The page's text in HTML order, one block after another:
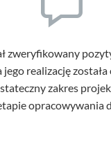
zweryfikowany
realizację
zakres
opracowywania